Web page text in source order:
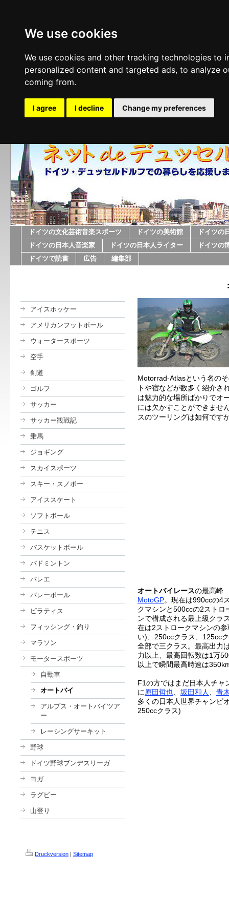
We use cookies
We use cookies and other tracking technologies
personalized content and targeted ads, to analyze
coming from.
I agree I decline Change my preferences
ドイツの文化芸術音楽スポーツ ドイツの美術館
ドイツの
ドイツの日本人音楽家
ドイツの日本人ライター
ドイツの
ドイツで読書
広告 編集部
アイスホッケー
アメリカンフットボール
ウォータースポーツ
空手
剣道
ゴルフ
サッカー
サッカー観戦記
乗馬
ジョギング
スカイスポーツ
スキー・スノボー
アイススケート
ソフトボール
テニス
バスケットボール
バドミントン
バレエ
バレーボール
ピラティス
フィッシング・釣り
マラソン
モータースポーツ
自動車
オートバイ
アルプス・オートバイツア
ー
レーシングサーキット
野球
ドイツ野球ブンデスリーガ
ヨガ
ラグビー
山登り
Motorrad-Atlasという名の
トや宿などが数多く紹介さ
は魅力的な場所ばかりでオ
には欠かすことができませ
スのツーリングは如何です
オートバイレースの最高峰
MotoGP。現在は 990ccの4
クマシンと500ccの2ストロ
ンで構成される最上級クラ
在は2ストロークマシンの
い)、250ccクラス、125cc
全部で三クラス。最高出力
力以上、最高回転数は1万
以上 で瞬間最高時速は
F1の方ではまだ日本人チャ
に 原田哲也 坂田和人
青
多くの日本人世界チャンピ
250ccクラス)
Druckversion | Sitemap